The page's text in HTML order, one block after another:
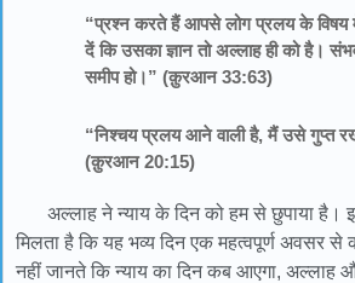
“प्रश्न करते हैं आपसे लोग प्रलय के
दें कि उसका ज्ञान तो अल्लाह ही को है।
समीप हो।” (क़ुरआन 33:63)
“निश्चय प्रलय आने वाली है, मैं उसे गुप्त
(क़ुरआन 20:15)
अल्लाह ने न्याय के दिन को हम से छुपाया
मिलता है कि यह भव्य दिन एक महत्वपूर्ण अवसर से
नहीं जानते कि न्याय का दिन कब आएगा, अल्लाह